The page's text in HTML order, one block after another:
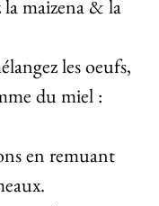
maizena & la
les oeufs,
du miel :
en remuant